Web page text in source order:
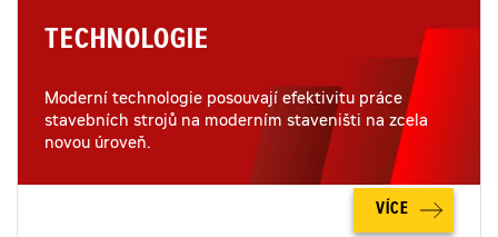
TECHNOLOGIE
Moderní technologie posouvají efektivitu práce
stavebních strojů na moderním staveništi na zcela
novou úroveň.
VÍCE